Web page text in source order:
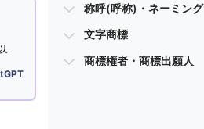
称呼(呼称)・ネーミング
文字商標
商標権者・商標出願人